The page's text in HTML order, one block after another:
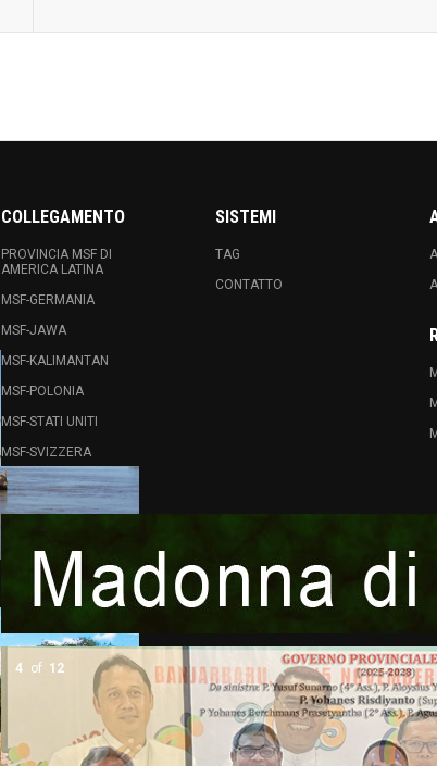
COLLEGAMENTO
PROVINCIA MSF DI
AMERICA LATINA
MSF-GERMANIA
MSF-JAWA
MSF-KALIMANTAN
MSF-POLONIA
MSF-STATI UNITI
MSF-SVIZZERA
SISTEMI
TAG
CONTATTO
5 of 12